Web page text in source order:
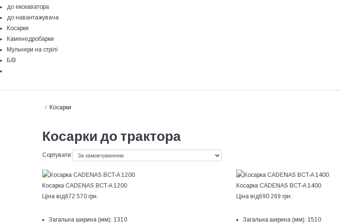
до екскаватора
до навантажувача
Косарки
Каменедробарки
Мульчери на стрілі
Б/В
Косарки
Косарки до трактора
Сортувати:
Косарка CADENAS BCT-A 1200
Ціна від672 570 грн.
Загальна ширина (мм): 1310
Косарка CADENAS BCT-A 1400
Ціна від690 269 грн.
Загальна ширина (мм): 1510